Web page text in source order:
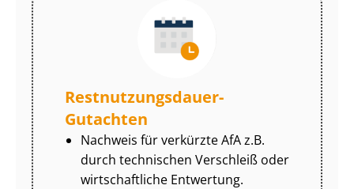
Rest­nut­zungs­dau­er-
Gutachten
Nachweis für verkürzte AfA z.B.
durch technischen Verschleiß oder
wirtschaftliche Entwertung.